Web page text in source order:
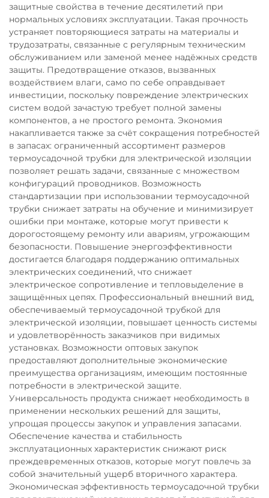
защитные свойства в течение десятилетий при
нормальных условиях эксплуатации. Такая прочность
устраняет повторяющиеся затраты на материалы и
трудозатраты, связанные с регулярным техническим
обслуживанием или заменой менее надёжных средств
защиты. Предотвращение отказов, вызванных
воздействием влаги, само по себе оправдывает
инвестиции, поскольку повреждение электрических
систем водой зачастую требует полной замены
компонентов, а не простого ремонта. Экономия
накапливается также за счёт сокращения потребностей
в запасах: ограниченный ассортимент размеров
термоусадочной трубки для электрической изоляции
позволяет решать задачи, связанные с множеством
конфигураций проводников. Возможность
стандартизации при использовании термоусадочной
трубки снижает затраты на обучение и минимизирует
ошибки при монтаже, которые могут привести к
дорогостоящему ремонту или авариям, угрожающим
безопасности. Повышение энергоэффективности
достигается благодаря поддержанию оптимальных
электрических соединений, что снижает
электрическое сопротивление и тепловыделение в
защищённых цепях. Профессиональный внешний вид,
обеспечиваемый термоусадочной трубкой для
электрической изоляции, повышает ценность системы
и удовлетворённость заказчиков при видимых
установках. Возможности оптовых закупок
предоставляют дополнительные экономические
преимущества организациям, имеющим постоянные
потребности в электрической защите.
Универсальность продукта снижает необходимость в
применении нескольких решений для защиты,
упрощая процессы закупок и управления запасами.
Обеспечение качества и стабильность
эксплуатационных характеристик снижают риск
преждевременных отказов, которые могут повлечь за
собой значительный ущерб вторичного характера.
Экономическая эффективность термоусадочной трубки